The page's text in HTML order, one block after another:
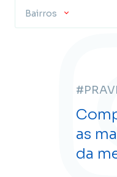
Bairros
as
da